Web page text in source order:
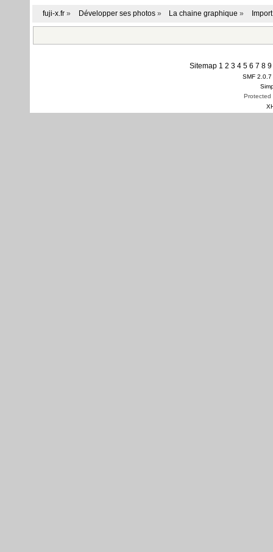
fuji-x.fr » Développer ses photos» La chaine graphique »
Sitemap 1 2 3 4 5 6 7 8 9
SMF 2.0.7